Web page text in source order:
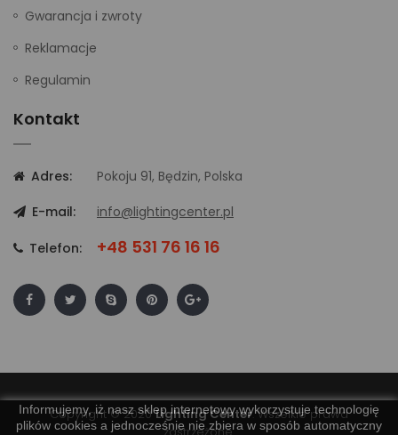
Informujemy, iż nasz sklep internetowy wykorzystuje technologię
plików cookies a jednocześnie nie zbiera w sposób automatyczny
Gwarancja i zwroty
Reklamacje
Regulamin
Kontakt
Adres:
Pokoju 91, Będzin, Polska
E-mail:
info@lightingcenter.pl
Telefon: +48 531 76 16 16
Copyright © 2020Lighting Center. Wszelkie prawa